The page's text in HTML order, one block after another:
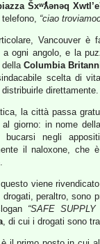
Šxʷƛ̓ənəq
“ciao
Vancouver è
a ogni angolo, e la
della Columbia
scelta di
direttamente.
la città passa
al giorno: in nome
bucarsi negli
il naloxone, che
viene
peraltro, sono
“SAFE
, di cui i drogati sono